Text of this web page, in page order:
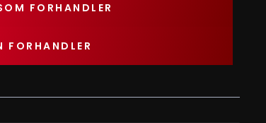
FORHANDLER
FORHANDLER